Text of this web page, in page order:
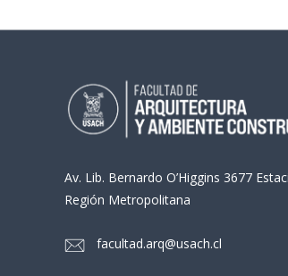
Av. Lib. Bernardo O’Higgins 3677
Región Metropolitana
facultad.arq@usach.cl